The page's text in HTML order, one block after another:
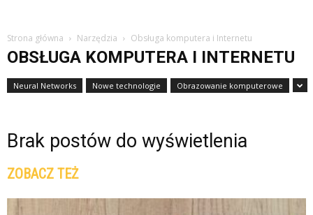
Strona główna Narzędzia Obsługa komputera i Internetu
OBSŁUGA KOMPUTERA I INTERNETU
Neural Networks Nowe technologie Obrazowanie komputerowe
Brak postów do wyświetlenia
ZOBACZ TEŻ